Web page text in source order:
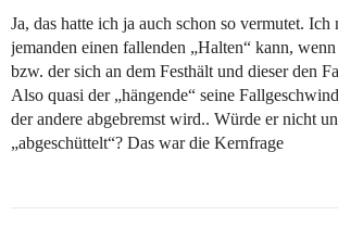
Ja, das hatte ich ja auch schon so vermutet. Ich
jemanden einen fallenden „Halten“ kann,
bzw. der sich an dem Festhält und dieser den
Also quasi der „hängende“ seine
der andere abgebremst wird.. Würde er nicht
„abgeschüttelt“? Das war die Kernfrage